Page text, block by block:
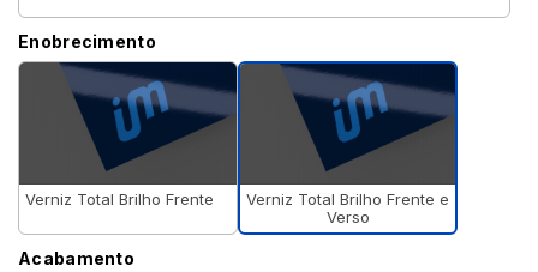
Enobrecimento
Verniz Total Brilho Frente
Verniz Total Brilho Frente e
Verso
Acabamento